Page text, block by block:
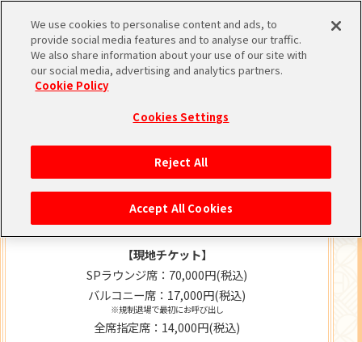
TICKET
チケット料金
【現地チケット】
SPラウンジ席：70,000円(税込)
バルコニー席：17,000円(税込)
※規制退場で最初にお呼び出し
全席指定席：14,000円(税込)
We use cookies to personalise content and ads, to
provide social media features and to analyse our traffic.
We also share information about your use of our site with
our social media, advertising and analytics partners.
Cookie Policy
Cookies Settings
Reject All
Accept All Cookies